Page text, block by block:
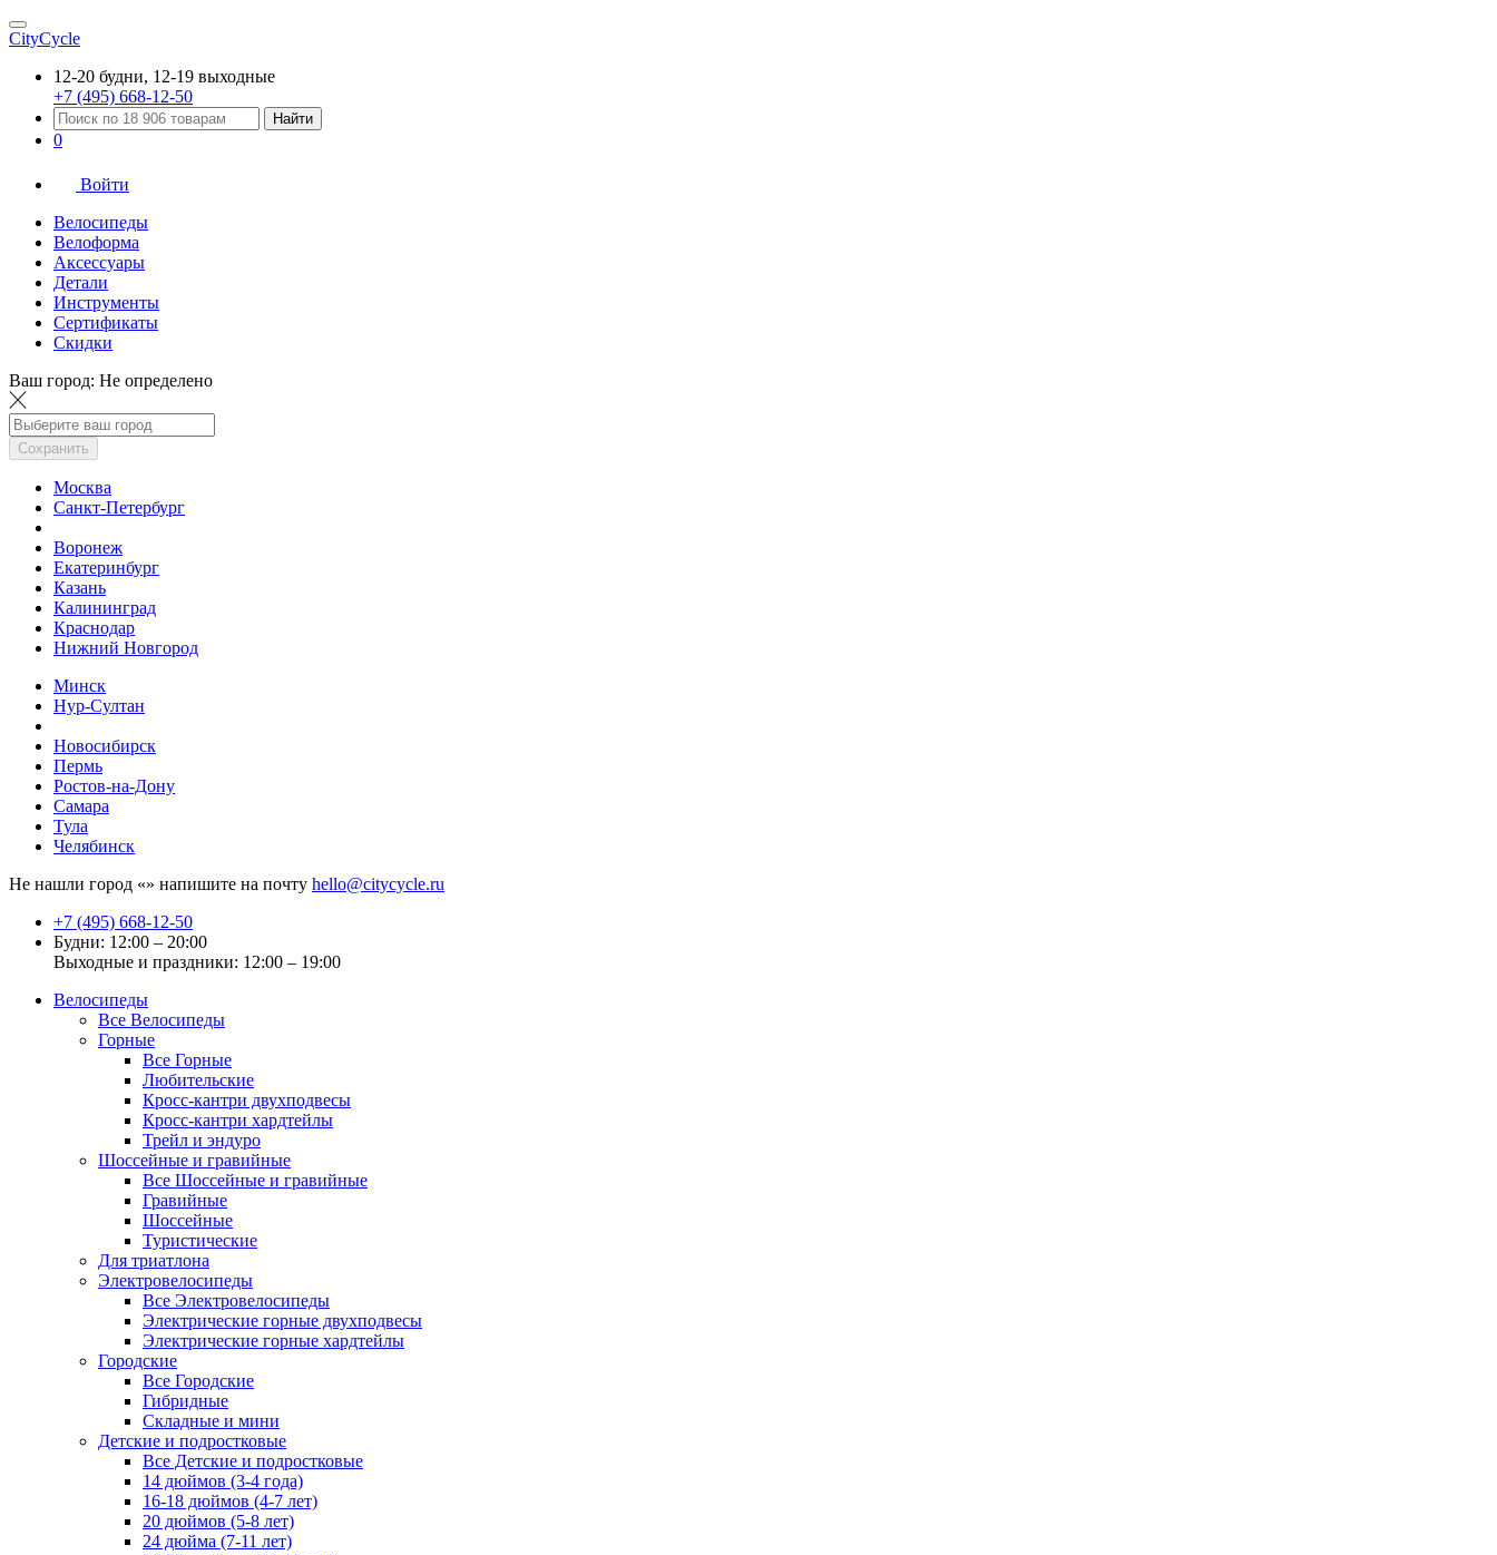
CityCycle
12-20 будни, 12-19 выходные
+7 (495) 668-12-50
Найти
0
Войти
Велосипеды
Велоформа
Аксессуары
Детали
Инструменты
Сертификаты
Скидки
Ваш город: Не определено
Сохранить
Москва
Санкт-Петербург
Воронеж
Екатеринбург
Казань
Калининград
Краснодар
Нижний Новгород
Минск
Нур-Султан
Новосибирск
Пермь
Ростов-на-Дону
Самара
Тула
Челябинск
Не нашли город «» напишите на почту hello@citycycle.ru
+7 (495) 668-12-50
Будни: 12:00 – 20:00
Выходные и праздники: 12:00 – 19:00
Велосипеды
Все Велосипеды
Горные
Все Горные
Любительские
Кросс-кантри двухподвесы
Кросс-кантри хардтейлы
Трейл и эндуро
Шоссейные и гравийные
Все Шоссейные и гравийные
Гравийные
Шоссейные
Туристические
Для триатлона
Электровелосипеды
Все Электровелосипеды
Электрические горные двухподвесы
Электрические горные хардтейлы
Городские
Все Городские
Гибридные
Складные и мини
Детские и подростковые
Все Детские и подростковые
14 дюймов (3-4 года)
16-18 дюймов (4-7 лет)
20 дюймов (5-8 лет)
24 дюйма (7-11 лет)